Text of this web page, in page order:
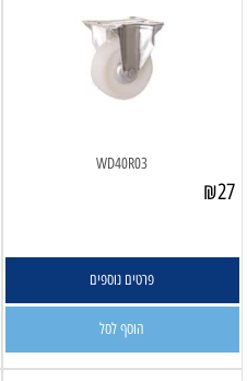
WD40R03
₪27
פרטים נוספים
הוסף לסל